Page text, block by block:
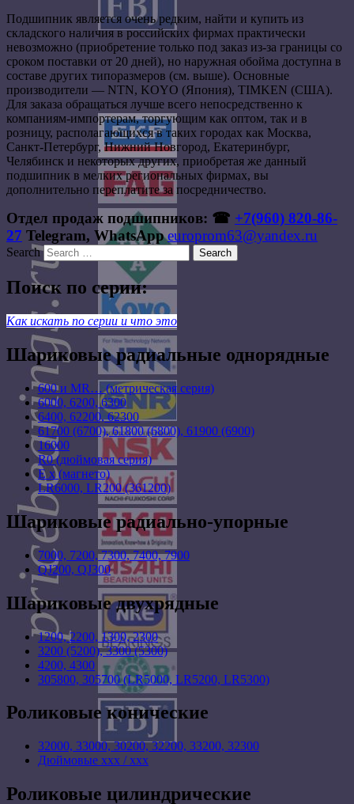
Подшипник является очень редким, найти и купить из
складского наличия в российских фирмах практически
невозможно (приобретение только под заказ из-за границы со
сроком поставки от 20 дней), но наружная обойма доступна в
составе других типоразмеров (см. выше). Основные
производители — NTN, KOYO (Япония), TIMKEN (США).
Для заказа обращаться лучше всего непосредственно к
компаниям-импортерам, торгующим как оптом, так и в
розницу, располагающихся в таких городах как Москва,
Санкт-Петербург, Нижний Новгород, Екатеринбург,
Челябинск и некоторых других, приобретая же данный
подшипник в мелких региональных фирмах, вы
дополнительно переплатите за посредничество.
Отдел продаж подшипников: ☎ +7(960) 820-86-
27 Telegram, WhatsAppeuroprom63@yandex.ru
Search
Поиск по серии:
Как искать по серии и что это
Шариковые радиальные однорядные
600 и MR… (метрическая серия)
6000, 6200, 6300
6400, 62200, 62300
61700 (6700), 61800 (6800), 61900 (6900)
16000
R0 (дюймовая серия)
E x (магнето)
LR6000, LR200 (361200)
Шариковые радиально-упорные
7000, 7200, 7300, 7400, 7900
QJ200, QJ300
Шариковые двухрядные
1200, 2200, 1300, 2300
3200 (5200), 3300 (5300)
4200, 4300
305800, 305700 (LR5000, LR5200, LR5300)
Роликовые конические
32000, 33000, 30200, 32200, 33200, 32300
Дюймовые xxx / xxx
Роликовые цилиндрические